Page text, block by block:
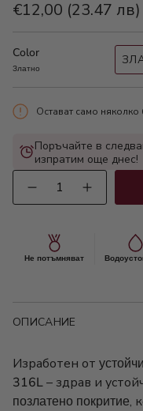
€12,00 (23.47 лв)
Color
Златно
Остават само няколко
Поръчайте в
изпратим още днес!
Количество
Не потъмняват
ОПИСАНИЕ
Изработен от
316L– здрав и
позлатено покритие,